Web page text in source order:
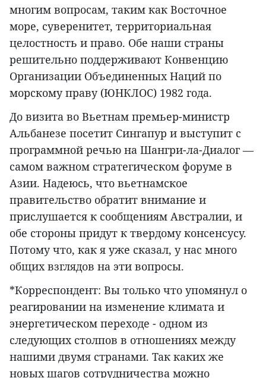
многим вопросам, таким как Восточное
море, суверенитет, территориальная
целостность и право. Обе наши страны
решительно поддерживают Конвенцию
Организации Объединенных Наций по
морскому праву (ЮНКЛОС) 1982 года.
До визита во Вьетнам премьер-министр
Альбанезе посетит Сингапур и выступит с
программной речью на Шангри-ла-Диалог —
самом важном стратегическом форуме в
Азии. Надеюсь, что вьетнамское
правительство обратит внимание и
прислушается к сообщениям Австралии, и
обе стороны придут к твердому консенсусу.
Потому что, как я уже сказал, у нас много
общих взглядов на эти вопросы.
*Корреспондент: Вы только что упомянул о
реагировании на изменение климата и
энергетическом переходе - одном из
следующих столпов в отношениях между
нашими двумя странами. Так каких же
новых шагов сотрудничества можно